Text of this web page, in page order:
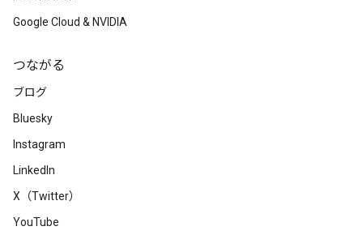
Google Cloud & NVIDIA
つながる
ブログ
Bluesky
Instagram
LinkedIn
X（Twitter）
YouTube